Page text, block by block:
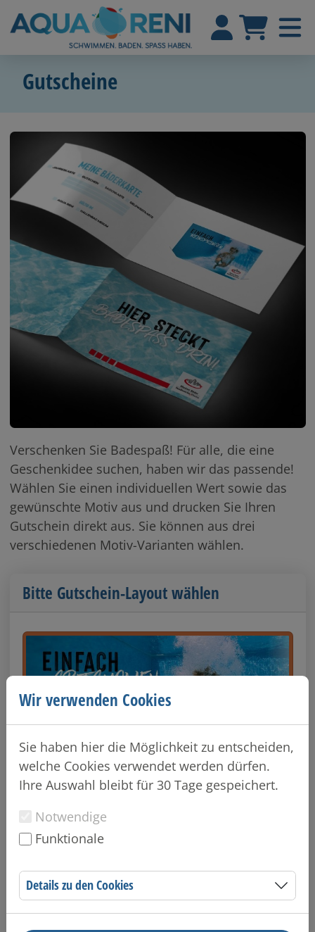
Gutscheine
Verschenken Sie Badespaß! Für alle, die eine
Geschenkidee suchen, haben wir das passende!
Wählen Sie einen individuellen Wert sowie das
gewünschte Motiv aus und drucken Sie Ihren
Gutschein direkt aus. Sie können aus drei
verschiedenen Motiv-Varianten wählen.
Bitte Gutschein-Layout wählen
Wir verwenden Cookies
Sie haben hier die Möglichkeit zu entscheiden,
welche Cookies verwendet werden dürfen.
Ihre Auswahl bleibt für 30 Tage gespeichert.
Notwendige
Funktionale
Details zu den Cookies